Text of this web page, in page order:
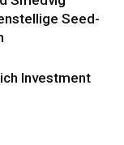
Seed-
Investment